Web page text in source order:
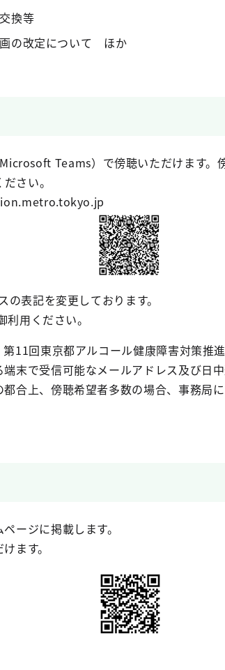
換等
画の改定について ほか
Teams）で傍聴いただけます。
さい。
表記を変更しております。
用ください。
11回東京都アルコール健康障害対策推
末で受信可能なメールアドレス及び日
合上、傍聴希望者多数の場合、事務局
ージに掲載します。
ます。